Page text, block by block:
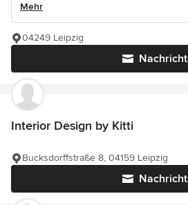
Mehr
Nachricht
04249 Leipzig
Interior Design by Kitti
Nachricht
Bucksdorffstraße 8, 04159 Leipzig